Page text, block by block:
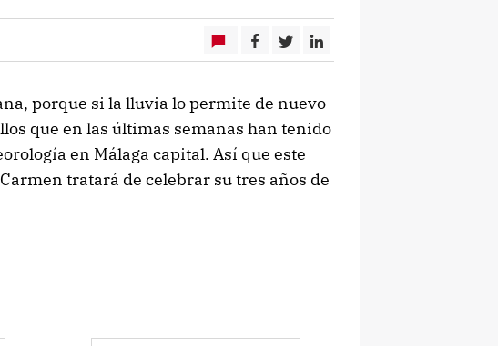
porque si la lluvia lo permite de nuevo
que en las últimas semanas han tenido
en Málaga capital. Así que este
tratará de celebrar su tres años de